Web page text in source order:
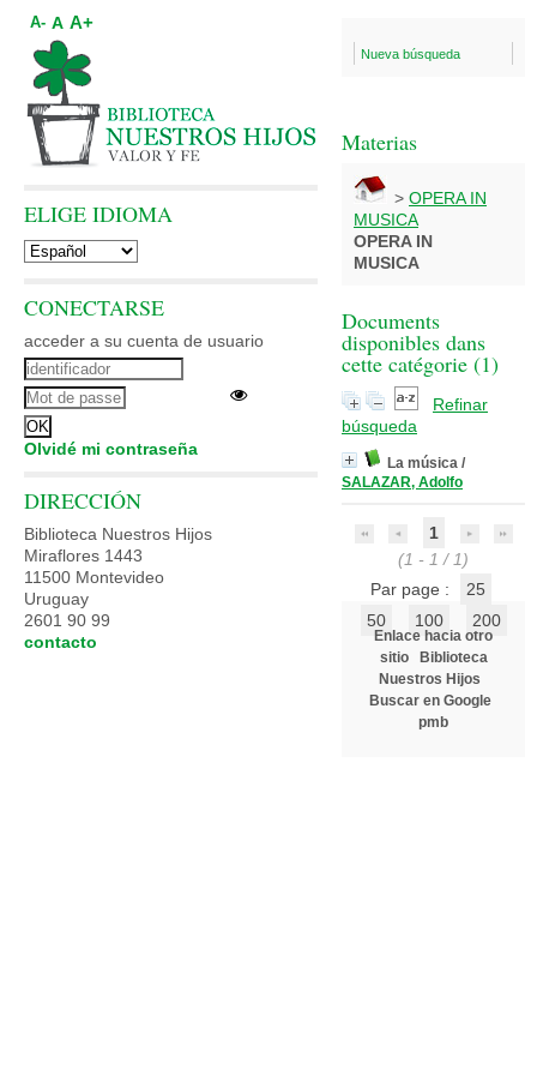
Nueva búsqueda
Materias
> OPERA IN
MUSICA
OPERA IN
MUSICA
Documents
disponibles dans
cette catégorie (1)
Refinar
búsqueda
La música /
SALAZAR, Adolfo
1
(1 - 1 / 1)
Par page :
25
50
100 200
Enlace hacia otro
sitio
Biblioteca
Nuestros Hijos
Buscar en Google
pmb
A- A A+
ELIGE IDIOMA
CONECTARSE
acceder a su cuenta de usuario
Olvidé mi contraseña
DIRECCIÓN
Biblioteca Nuestros Hijos
Miraflores 1443
11500 Montevideo
Uruguay
2601 90 99
contacto